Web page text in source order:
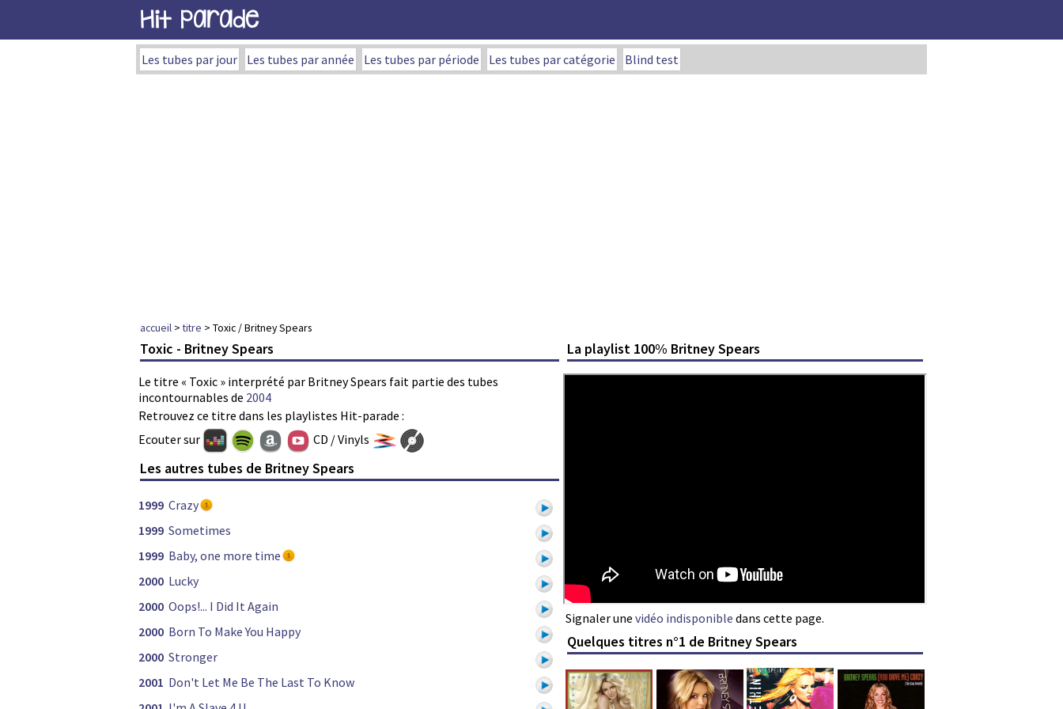
Hit Parade
Les tubes par jour Les tubes par année Les tubes par période Les tubes par catégorie Blind test
accueil >titre > Toxic / Britney Spears
Toxic - Britney Spears
Le titre « Toxic » interprété par Britney Spears fait partie des tubes
incontournables de 2004
Retrouvez ce titre dans les playlistes Hit-parade :
La playlist 100% Britney Spears
Signaler une vidéo indisponible dans cette page.
Ecouter sur CD / Vinyls
Les autres tubes de Britney Spears
1999 Crazy
1999 Sometimes
1999 Baby, one more time
2000 Lucky
2000 Oops!... I Did It Again
2000 Born To Make You Happy
2000 Stronger
2001 Don't Let Me Be The Last To Know
Quelques titres n°1 de Britney Spears